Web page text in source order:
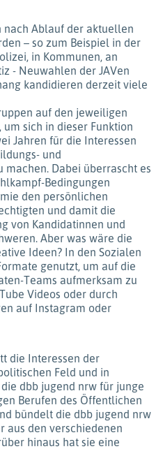
nach Ablauf der aktuellen
– so zum Beispiel in der
in Kommunen, an
- Neuwahlen der JAVen
kandidieren derzeit viele
auf den jeweiligen
sich in dieser Funktion
Jahren für die Interessen
und
Dabei überrascht es
Bedingungen
den persönlichen
und damit die
von Kandidatinnen und
Aber was wäre die
Ideen? In den Sozialen
genutzt, um auf die
Teams aufmerksam zu
Videos oder durch
auf Instagram oder
die Interessen der
Feld und in
dbb jugend nrw für junge
Berufen des Öffentlichen
bündelt die dbb jugend nrw
aus den verschiedenen
hinaus hat sie eine